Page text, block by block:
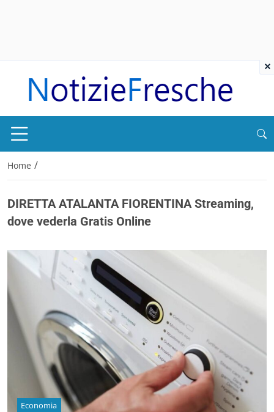
Home /
DIRETTA ATALANTA FIORENTINA Streaming,
dove vederla Gratis Online
Economia
×